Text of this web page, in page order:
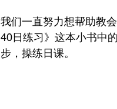
我们一直努力想帮助教
40日练习》这本小书中
步，操练日课。